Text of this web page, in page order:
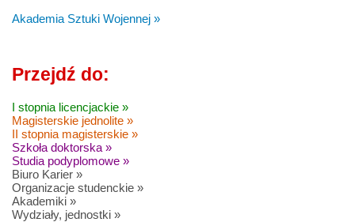
Akademia Sztuki Wojennej »
Przejdź do:
I stopnia licencjackie »
Magisterskie jednolite »
II stopnia magisterskie »
Szkoła doktorska »
Studia podyplomowe »
Biuro Karier »
Organizacje studenckie »
Akademiki »
Wydziały, jednostki »